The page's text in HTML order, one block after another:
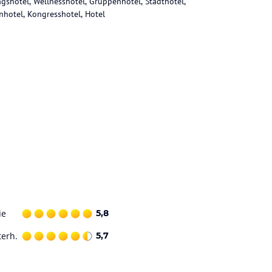
Kongresshotel, Hotel
5,8
5,7